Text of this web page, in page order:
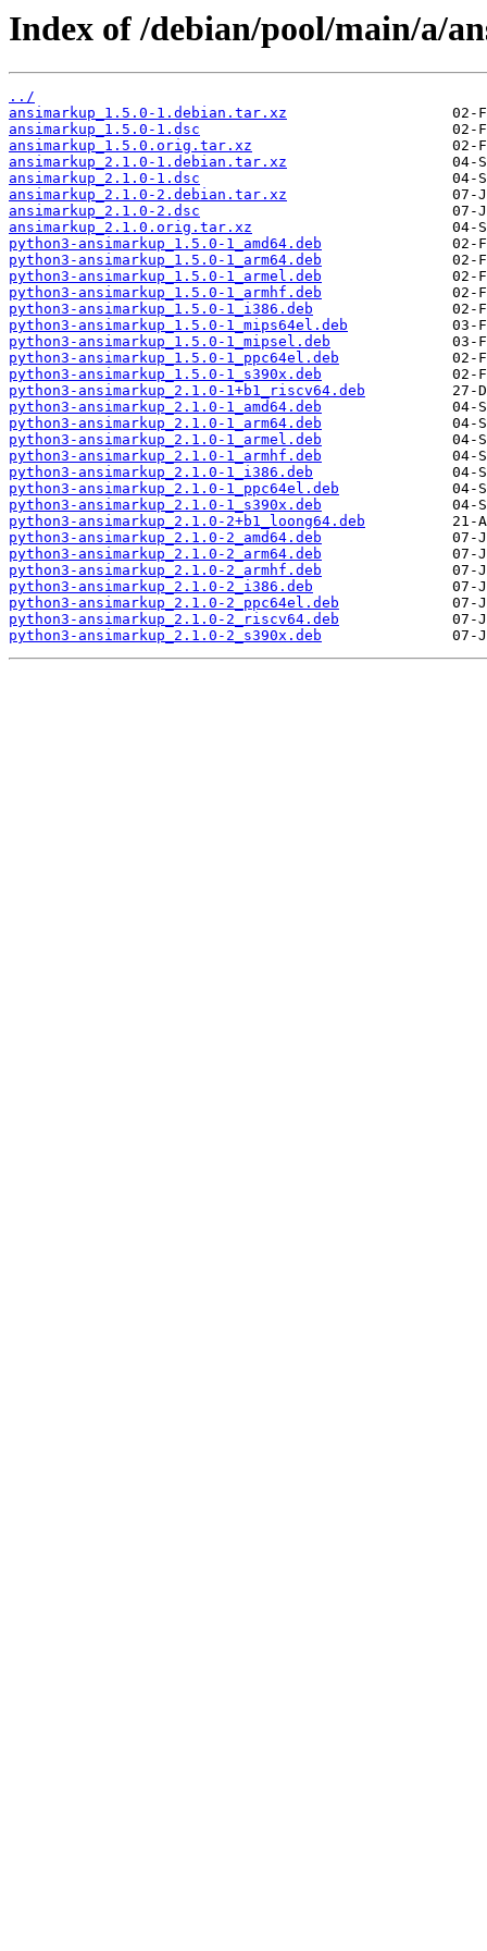
Index of /debian/pool/main/a/
../
ansimarkup_1.5.0-1.debian.tar.xz
ansimarkup_1.5.0-1.dsc
ansimarkup_1.5.0.orig.tar.xz
ansimarkup_2.1.0-1.debian.tar.xz
ansimarkup_2.1.0-1.dsc
ansimarkup_2.1.0-2.debian.tar.xz
ansimarkup_2.1.0-2.dsc
ansimarkup_2.1.0.orig.tar.xz
python3-ansimarkup_1.5.0-1_amd64.deb
python3-ansimarkup_1.5.0-1_arm64.deb
python3-ansimarkup_1.5.0-1_armel.deb
python3-ansimarkup_1.5.0-1_armhf.deb
python3-ansimarkup_1.5.0-1_i386.deb
python3-ansimarkup_1.5.0-1_mips64el.deb
python3-ansimarkup_1.5.0-1_mipsel.deb
python3-ansimarkup_1.5.0-1_ppc64el.deb
python3-ansimarkup_1.5.0-1_s390x.deb
python3-ansimarkup_2.1.0-1+b1_riscv64.deb
python3-ansimarkup_2.1.0-1_amd64.deb
python3-ansimarkup_2.1.0-1_arm64.deb
python3-ansimarkup_2.1.0-1_armel.deb
python3-ansimarkup_2.1.0-1_armhf.deb
python3-ansimarkup_2.1.0-1_i386.deb
python3-ansimarkup_2.1.0-1_ppc64el.deb
python3-ansimarkup_2.1.0-1_s390x.deb
python3-ansimarkup_2.1.0-2+b1_loong64.deb
python3-ansimarkup_2.1.0-2_amd64.deb
python3-ansimarkup_2.1.0-2_arm64.deb
python3-ansimarkup_2.1.0-2_armhf.deb
python3-ansimarkup_2.1.0-2_i386.deb
python3-ansimarkup_2.1.0-2_ppc64el.deb
python3-ansimarkup_2.1.0-2_riscv64.deb
python3-ansimarkup_2.1.0-2_s390x.deb